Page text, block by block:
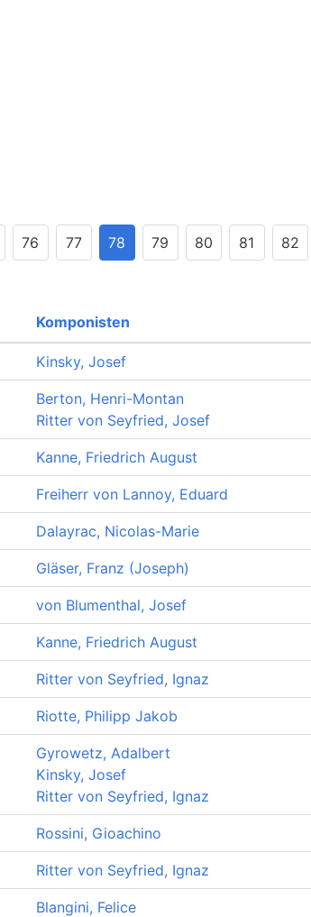
76 77 78 79 80 81 82
Komponisten
Kinsky, Josef
Berton, Henri-Montan
Ritter von Seyfried, Josef
Kanne, Friedrich August
Freiherr von Lannoy, Eduard
Dalayrac, Nicolas-Marie
Gläser, Franz (Joseph)
von Blumenthal, Josef
Kanne, Friedrich August
Ritter von Seyfried, Ignaz
Riotte, Philipp Jakob
Gyrowetz, Adalbert
Kinsky, Josef
Ritter von Seyfried, Ignaz
Rossini, Gioachino
Ritter von Seyfried, Ignaz
Blangini, Felice